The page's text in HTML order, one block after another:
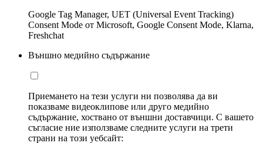
Google Tag Manager, UET (Universal Event Tracking)
Consent Mode от Microsoft, Google Consent Mode, Klarna,
Freshchat
Външно медийно съдържание
Приемането на тези услуги ни позволява да ви
показваме видеоклипове или друго медийно
съдържание, хоствано от външни доставчици. С вашето
съгласие ние използваме следните услуги на трети
страни на този уебсайт: